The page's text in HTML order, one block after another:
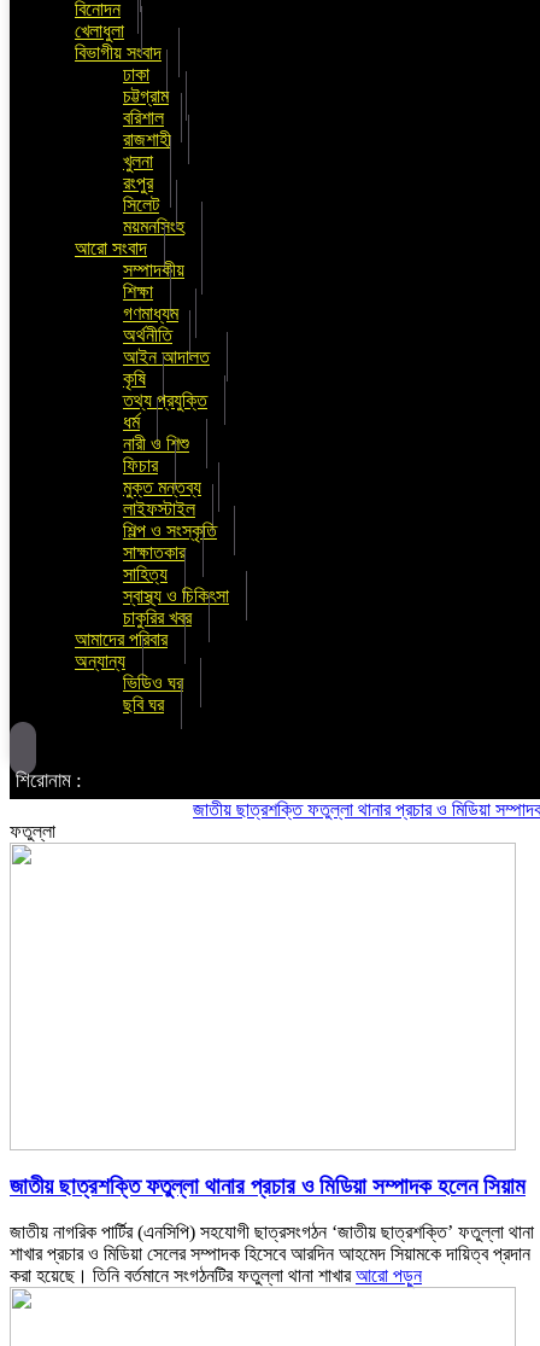
বিনোদন
খেলাধুলা
বিভাগীয় সংবাদ
ঢাকা
চট্টগ্রাম
বরিশাল
রাজশাহী
খুলনা
রংপুর
সিলেট
ময়মনসিংহ
আরো সংবাদ
সম্পাদকীয়
শিক্ষা
গণমাধ্যম
অর্থনীতি
আইন আদালত
কৃষি
তথ্য প্রযুক্তি
ধর্ম
নারী ও শিশু
ফিচার
মুক্ত মন্তব্য
লাইফস্টাইল
শিল্প ও সংস্কৃতি
সাক্ষাতকার
সাহিত্য
স্বাস্থ্য ও চিকিৎসা
চাকুরির খবর
আমাদের পরিবার
অন্যান্য
ভিডিও ঘর
ছবি ঘর
শিরোনাম :
জাতীয় ছাত্রশক্তি ফতুল্লা থানার প্রচার ও মিডিয়া সম্পাদক
ফতুল্লা
জাতীয় ছাত্রশক্তি ফতুল্লা থানার প্রচার ও মিডিয়া সম্পাদক হলেন সিয়াম
জাতীয় নাগরিক পার্টির (এনসিপি) সহযোগী ছাত্রসংগঠন ‘জাতীয় ছাত্রশক্তি’ ফতুল্লা থানা
শাখার প্রচার ও মিডিয়া সেলের সম্পাদক হিসেবে আরদিন আহমেদ সিয়ামকে দায়িত্ব প্রদান
করা হয়েছে। তিনি বর্তমানে সংগঠনটির ফতুল্লা থানা শাখারআরো পড়ুন